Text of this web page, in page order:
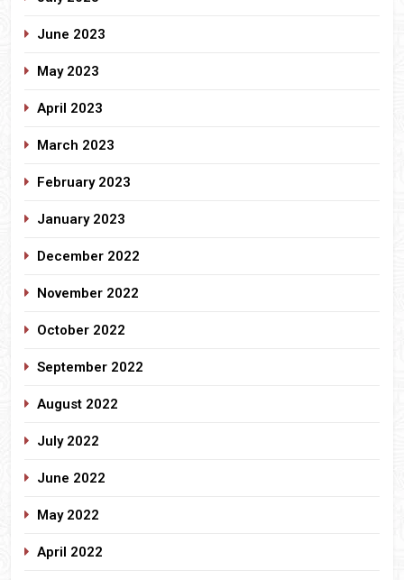
June 2023
May 2023
April 2023
March 2023
February 2023
January 2023
December 2022
November 2022
October 2022
September 2022
August 2022
July 2022
June 2022
May 2022
April 2022